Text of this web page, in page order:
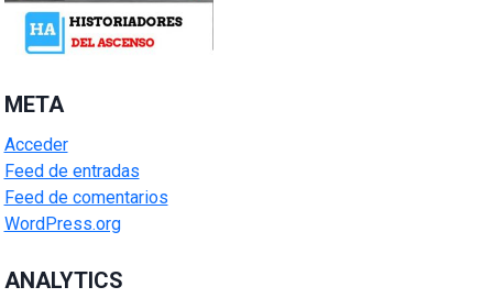
META
Acceder
Feed de entradas
Feed de comentarios
WordPress.org
ANALYTICS